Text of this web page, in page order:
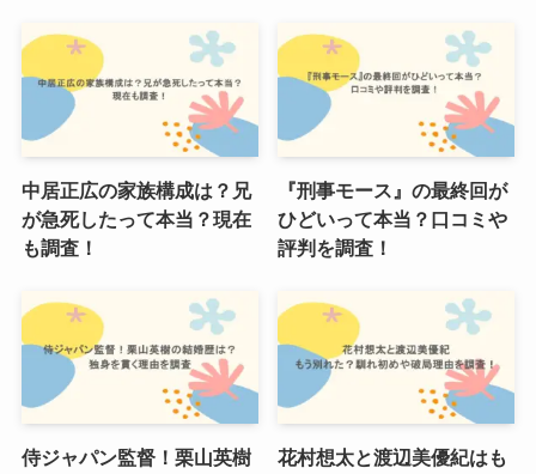
中居正広の家族構成は？兄
が急死したって本当？現在
も調査！
『刑事モース』の最終回が
ひどいって本当？口コミや
評判を調査！
侍ジャパン監督！栗山英樹
花村想太と渡辺美優紀はも